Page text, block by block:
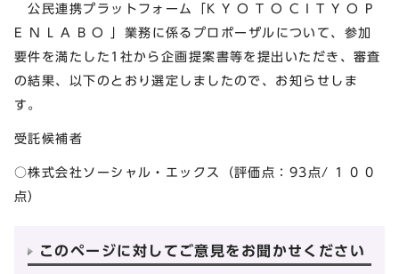
公民連携プラットフォーム「K Y O T O C I T Y O P
E N L A B O 」業務に係るプロポーザルについて、参加
要件を満たした1社から企画提案書等を提出いただき、審査
の結果、以下のとおり選定しましたので、お知らせしま
す。
受託候補者
○株式会社ソーシャル・エックス（評価点：93点/ 1 0 0
点）
このページに対してご意見をお聞かせください